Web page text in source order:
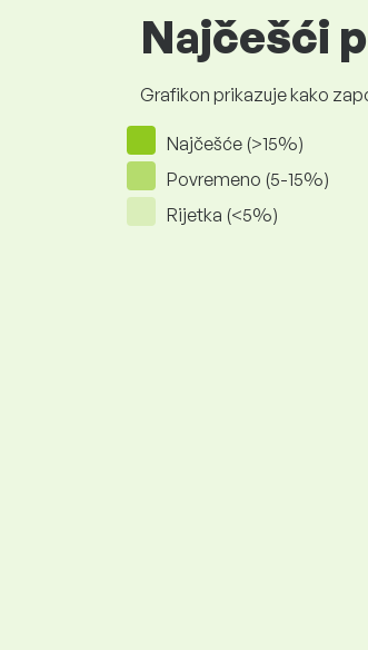
Najčešći
Grafikon prikazuje kako
Najčešće (>15%)
Povremeno (5-15%)
Rijetka (<5%)